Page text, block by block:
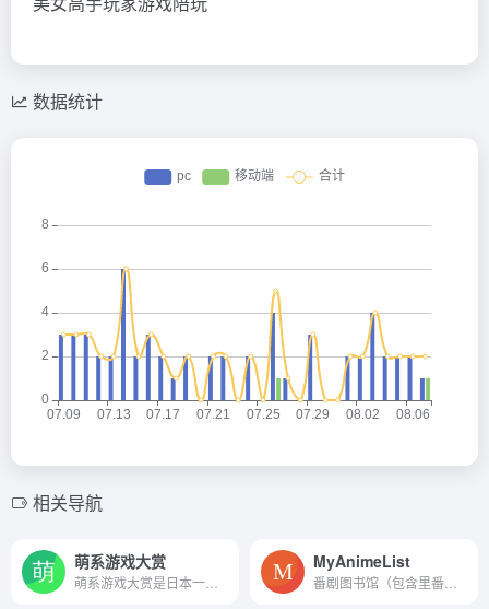
数据统计
相关导航
萌系游戏大赏 MyAnimeList